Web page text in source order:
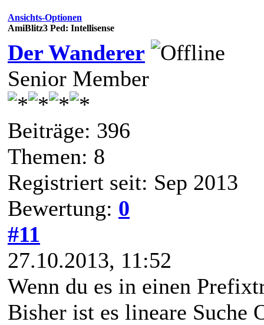
Ansichts-Optionen
AmiBlitz3 Ped: Intellisense
Der Wanderer
Senior Member
Beiträge: 396
Themen: 8
Registriert seit: Sep 2013
Bewertung: 0
#11
27.10.2013, 11:52
Wenn du es in einen
Bisher ist es lineare Suche